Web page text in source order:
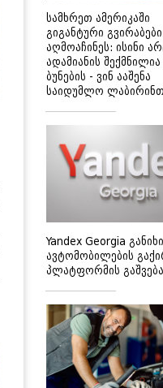
სამხრეთ ამერიკაში
გიგანტური გვირაბები
აღმოაჩინეს: ისინი
ადამიანის
ბუნების - ვინ ააშენა
საიდუმლო
Yandex Georgia
ავტომობილების
პლატფორმის